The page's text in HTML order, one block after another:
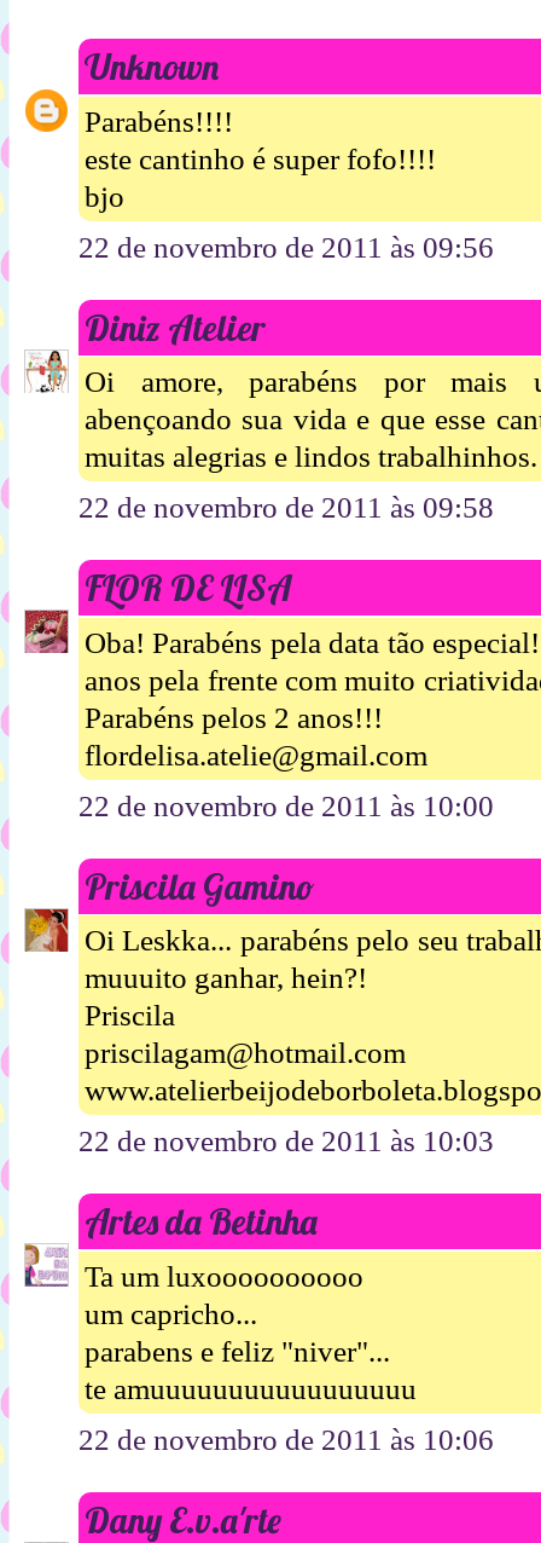
Unknown
Parabéns!!!!
este cantinho é super fofo!!!!
bjo
22 de novembro de 2011 às 09:56
Diniz Atelier
Oi amore, parabéns por mais
abençoando sua vida e que esse
muitas alegrias e lindos
22 de novembro de 2011 às 09:58
FLOR DE LISA
Oba! Parabéns pela data tão
anos pela frente com muito
Parabéns pelos 2 anos!!!
flordelisa.atelie@gmail.com
22 de novembro de 2011 às 10:00
Priscila Gamino
Oi Leskka... parabéns pelo seu
muuuito ganhar, hein?!
Priscila
priscilagam@hotmail.com
22 de novembro de 2011 às 10:03
Artes da Betinha
Ta um luxoooooooooo
um capricho...
parabens e feliz "niver"...
te amuuuuuuuuuuuuuuuuu
22 de novembro de 2011 às 10:06
Dany E.v.a'rte